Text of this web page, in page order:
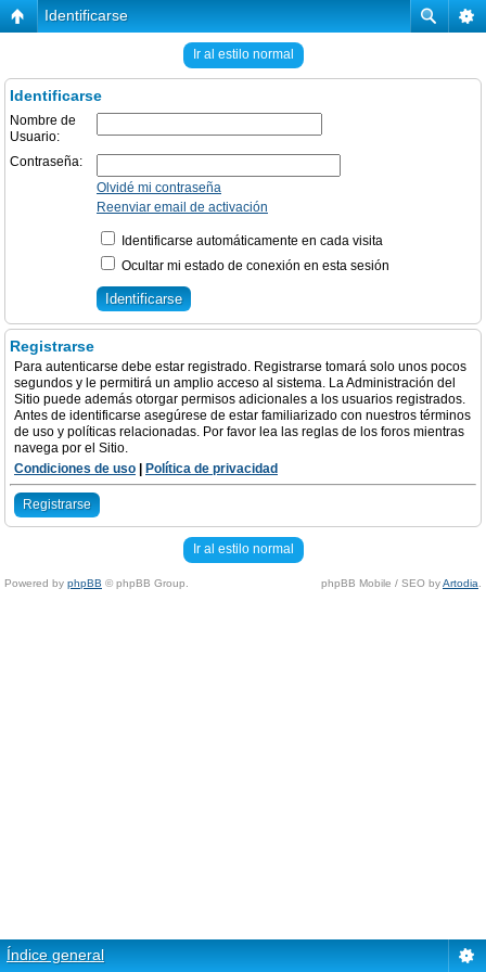
Identificarse
Ir al estilo normal
Identificarse
Nombre de
Usuario:
Contraseña:
Olvidé mi contraseña
Reenviar email de activación
Identificarse automáticamente en cada visita
Ocultar mi estado de conexión en esta sesión
Registrarse
Para autenticarse debe estar registrado. Registrarse tomará solo unos pocos
segundos y le permitirá un amplio acceso al sistema. La Administración del
Sitio puede además otorgar permisos adicionales a los usuarios registrados.
Antes de identificarse asegúrese de estar familiarizado con nuestros términos
de uso y políticas relacionadas. Por favor lea las reglas de los foros mientras
navega por el Sitio.
Condiciones de uso
Política de privacidad
Registrarse
Ir al estilo normal
Powered by phpBB © phpBB Group. phpBB Mobile / SEO byArtodia
Índice general